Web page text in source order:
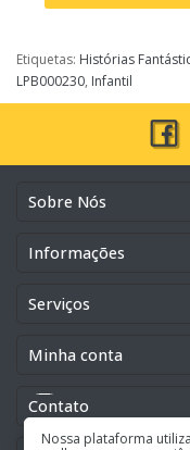
Nossa plataforma
Etiquetas: Histórias
LPB000230, Infantil
Sobre Nós
Informações
Serviços
Minha conta
Contato